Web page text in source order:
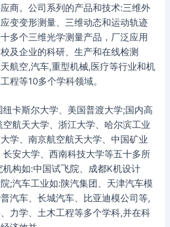
商。公司系列的产品和技术:三维外
变变形测量、三维动态和运动轨迹
多个三维光学测量产品，厂泛应用
及企业的科研、生产和在线检测
航空,汽车,重型机械,医疗等行业和机
程等10多个学科领域。
纽卡斯尔大学、美国普渡大学;国内高
航天大学、浙江大学、哈尔滨工业
学、南京航空航天大学、中国矿业
安大学、西南科技大学等五十多所
构如:中国试飞院、成都K机设计
;汽车工业如:陕汽集团、天津汽车模
汽车、长城汽车、比亚迪模公司等,
力学、土木工程等多个学科,并在科